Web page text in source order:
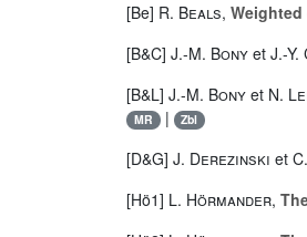
[Be] R. Beals,
[B&C] J.-M. Bony et J.-Y.
[B&L] J.-M. Bony et N.
MR | Zbl
[D&G] J. Derezinski et
[Hö1] L. Hörmander,